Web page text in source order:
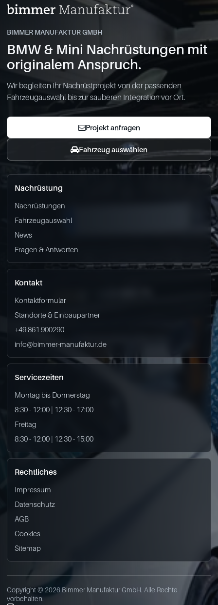
BIMMER MANUFAKTUR GMBH
BMW & Mini Nachrüstungen mit
originalem Anspruch.
Wir begleiten Ihr Nachrüstprojekt von der passenden
Fahrzeugauswahl bis zur sauberen Integration vor Ort.
Projekt anfragen
Fahrzeug auswählen
Nachrüstung
Nachrüstungen
Fahrzeugauswahl
News
Fragen & Antworten
Kontakt
Kontaktformular
Standorte & Einbaupartner
+49 861 900290
info@bimmer-manufaktur.de
Servicezeiten
Montag bis Donnerstag
8:30 - 12:00 | 12:30 - 17:00
Freitag
8:30 - 12:00 | 12:30 - 15:00
Rechtliches
Impressum
Datenschutz
AGB
Cookies
Sitemap
Copyright © 2026 Bimmer Manufaktur GmbH. Alle Rechte
vorbehalten.